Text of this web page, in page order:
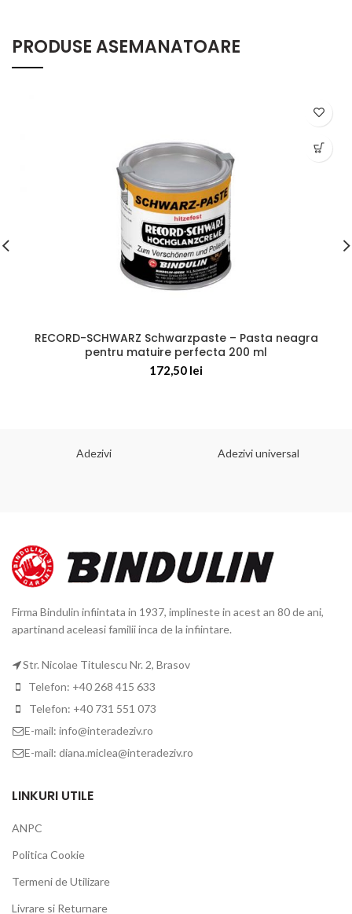
PRODUSE ASEMANATOARE
RECORD-SCHWARZ Schwarzpaste – Pasta neagra
pentru matuire perfecta 200 ml
172,50 lei
Adezivi Adezivi universal
Firma Bindulin infiintata in 1937, implineste in acest an 80 de ani,
apartinand aceleasi familii inca de la infiintare.
Str. Nicolae Titulescu Nr. 2, Brasov
Telefon: +40 268 415 633
Telefon: +40 731 551 073
E-mail: info@interadeziv.ro
E-mail: diana.miclea@interadeziv.ro
LINKURI UTILE
ANPC
Politica Cookie
Termeni de Utilizare
Livrare si Returnare